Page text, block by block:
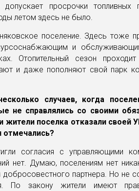
просрочки топливных
летом здесь не было.
поселение. Здесь тоже
и
Отопительный сезон
и даже пополняют свой парк
случаев, когда
не справлялись со своими
жители поселка отказали своей
отмечались?
согласия с управляющими
нет. Думаю, поселениям нет
партнера. Но не
По закону жители имеют